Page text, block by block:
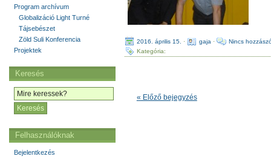
2016. április 15. · gaja ·
Nincs
Kategória:
« Előző bejegyzés
Program archívum
Globalizáció Light Turné
Tájsebészet
Zöld Suli Konferencia
Projektek
Keresés
Felhasználóknak
Bejelentkezés